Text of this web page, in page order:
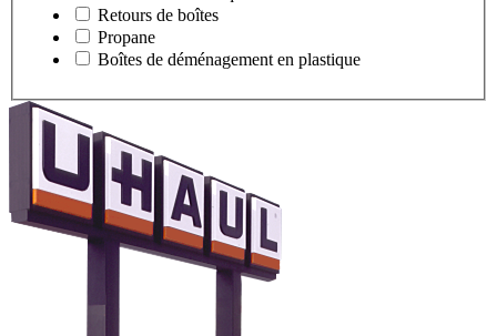
Retours de boîtes
Propane
Boîtes de déménagement en plastique